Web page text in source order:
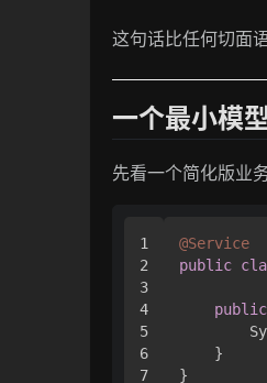
这句话比任何切面
一个最小模
先看一个简化版业务
1
2
3
4
5
6
@Service
public
public
    }